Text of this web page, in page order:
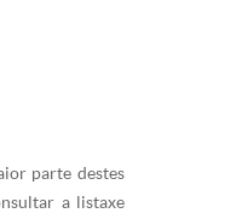
parte destes
a listaxe